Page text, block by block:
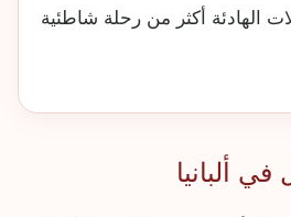
الهادئة أكثر من رحلة شاطئية
ألبانيا